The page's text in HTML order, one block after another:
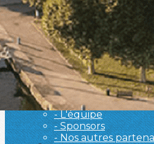
Cliquez pour éditer
L'association▴▾
- L'association
- Brochure
- L'équipe
- Sponsors
- Nos autres